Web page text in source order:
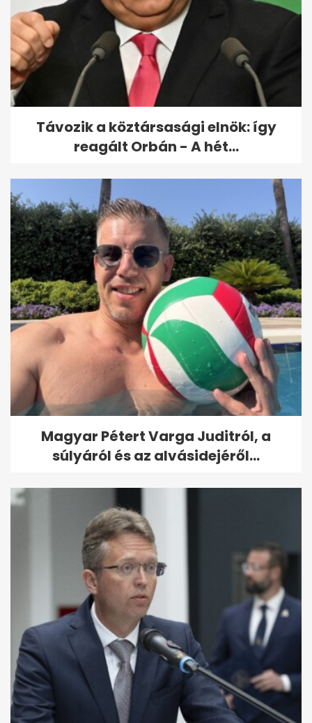
Távozik a köztársasági elnök: így
reagált Orbán - A hét...
Magyar Pétert Varga Juditról, a
súlyáról és az alvásidejéről...